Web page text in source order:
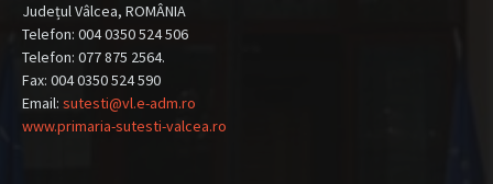
Județul Vâlcea, ROMÂNIA
Telefon: 004 0350 524 506
Telefon: 077 875 2564.
Fax: 004 0350 524 590
Email: sutesti@vl.e-adm.ro
www.primaria-sutesti-valcea.ro